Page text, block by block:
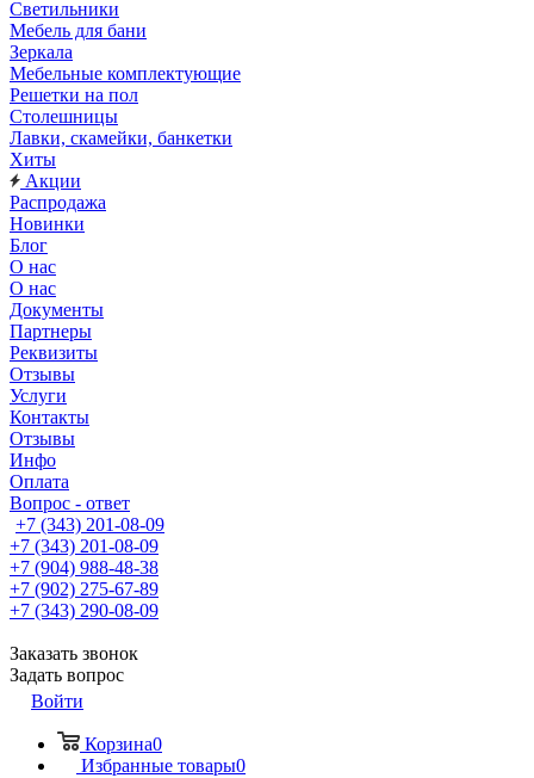
Светильники
Мебель для бани
Зеркала
Мебельные комплектующие
Решетки на пол
Столешницы
Лавки, скамейки, банкетки
Хиты
Акции
Распродажа
Новинки
Блог
О нас
О нас
Документы
Партнеры
Реквизиты
Отзывы
Услуги
Контакты
Отзывы
Инфо
Оплата
Вопрос - ответ
+7 (343) 201-08-09
+7 (343) 201-08-09
+7 (904) 988-48-38
+7 (902) 275-67-89
+7 (343) 290-08-09
Заказать звонок
Задать вопрос
Войти
Корзина0
Избранные товары0